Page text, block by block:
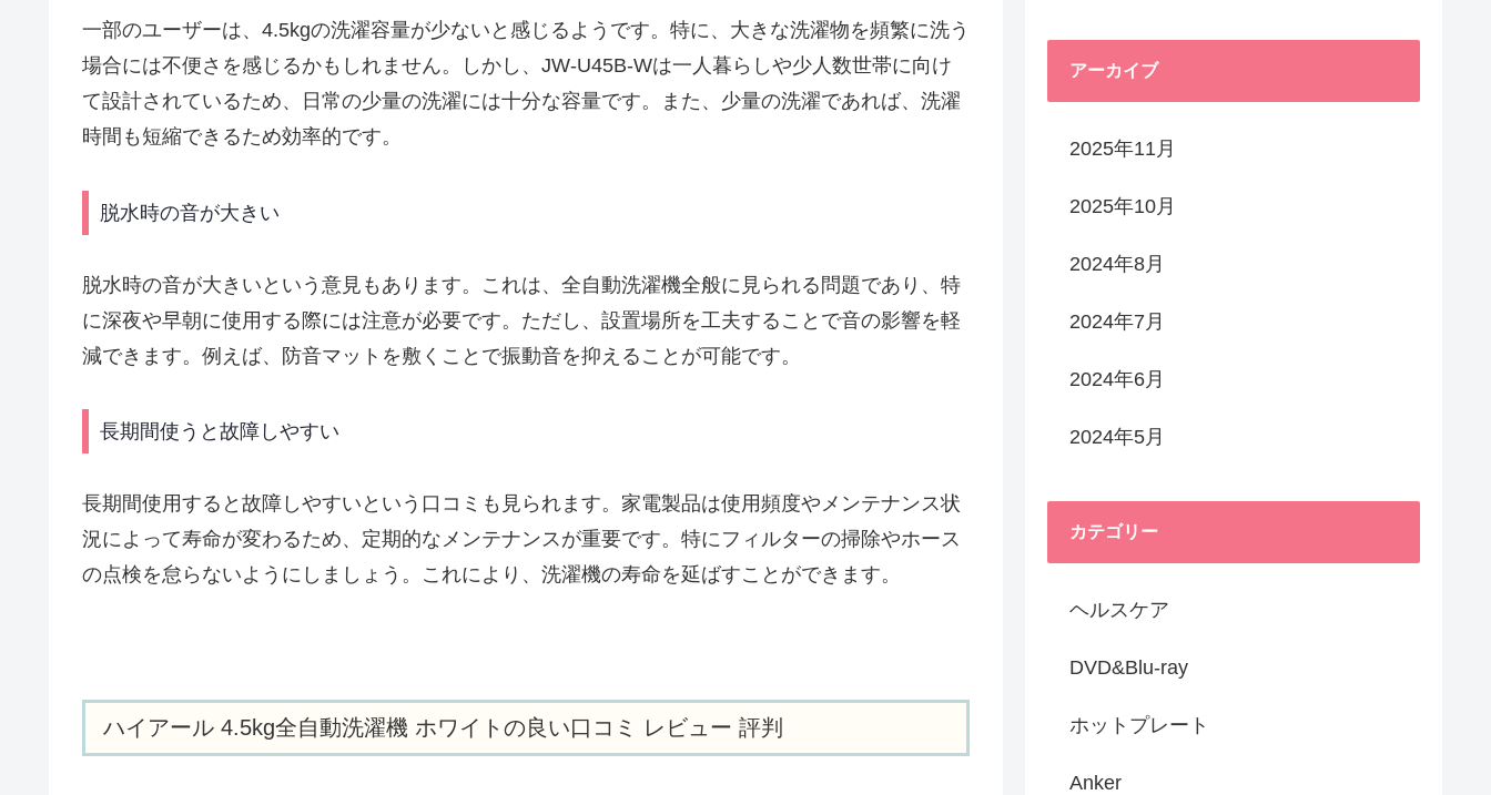
一部のユーザーは、4.5kgの洗濯容量が少ないと感じるようです。特に、大きな洗濯物を頻繁に洗う
場合には不便さを感じるかもしれません。しかし、JW-U45B-Wは一人暮らしや少人数世帯に向け
て設計されているため、日常の少量の洗濯には十分な容量です。また、少量の洗濯であれば、洗濯
時間も短縮できるため効率的です。
脱水時の音が大きい
脱水時の音が大きいという意見もあります。これは、全自動洗濯機全般に見られる問題であり、特
に深夜や早朝に使用する際には注意が必要です。ただし、設置場所を工夫することで音の影響を軽
減できます。例えば、防音マットを敷くことで振動音を抑えることが可能です。
長期間使うと故障しやすい
長期間使用すると故障しやすいという口コミも見られます。家電製品は使用頻度やメンテナンス状
況によって寿命が変わるため、定期的なメンテナンスが重要です。特にフィルターの掃除やホース
の点検を怠らないようにしましょう。これにより、洗濯機の寿命を延ばすことができます。
ハイアール 4.5kg全自動洗濯機 ホワイトの良い口コミ レビュー 評判
アーカイブ
2025年11月
2025年10月
2024年8月
2024年7月
2024年6月
2024年5月
カテゴリー
ヘルスケア
DVD&Blu-ray
ホットプレート
Anker